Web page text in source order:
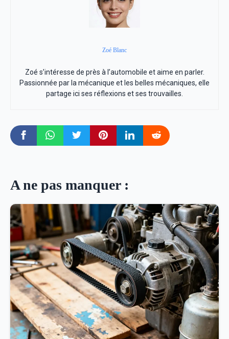
Zoé Blanc
Zoé s’intéresse de près à l’automobile et aime en parler.
Passionnée par la mécanique et les belles mécaniques, elle
partage ici ses réflexions et ses trouvailles.
A ne pas manquer :